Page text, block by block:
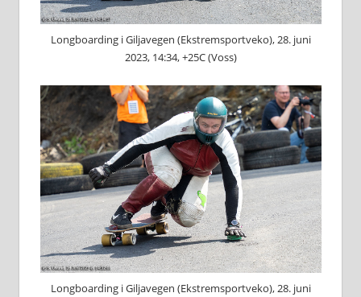
Longboarding i Giljavegen (Ekstremsportveko), 28. juni
2023, 14:34, +25C (Voss)
Longboarding i Giljavegen (Ekstremsportveko), 28. juni